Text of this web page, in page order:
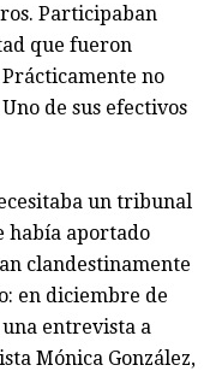
Participaban
que fueron
no
de sus efectivos
un tribunal
había aportado
clandestinamente
en diciembre de
entrevista a
Mónica González,